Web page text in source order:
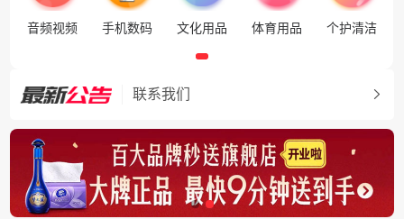
音频视频 手机数码 文化用品 体育用品 个护清洁
联系我们